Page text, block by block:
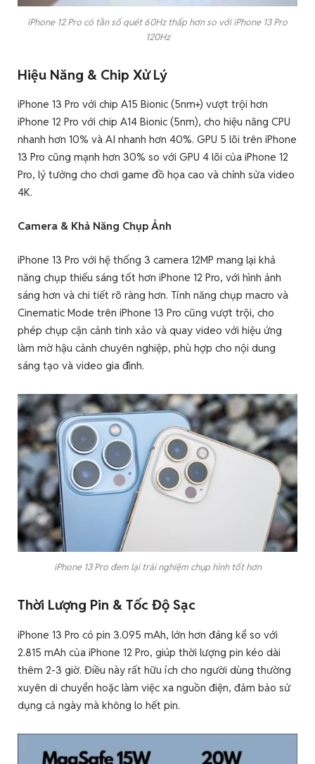
iPhone 12 Pro có tần số quét 60Hz thấp hơn so với iPhone 13 Pro
120Hz
Hiệu Năng & Chip Xử Lý
iPhone 13 Pro với chip A15 Bionic (5nm+) vượt trội hơn
iPhone 12 Pro với chip A14 Bionic (5nm), cho hiệu năng CPU
nhanh hơn 10% và AI nhanh hơn 40%. GPU 5 lõi trên iPhone
13 Pro cũng mạnh hơn 30% so với GPU 4 lõi của iPhone 12
Pro, lý tưởng cho chơi game đồ họa cao và chỉnh sửa video
4K.
Camera & Khả Năng Chụp Ảnh
iPhone 13 Pro với hệ thống 3 camera 12MP mang lại khả
năng chụp thiếu sáng tốt hơn iPhone 12 Pro, với hình ảnh
sáng hơn và chi tiết rõ ràng hơn. Tính năng chụp macro và
Cinematic Mode trên iPhone 13 Pro cũng vượt trội, cho
phép chụp cận cảnh tinh xảo và quay video với hiệu ứng
làm mờ hậu cảnh chuyên nghiệp, phù hợp cho nội dung
sáng tạo và video gia đình.
iPhone 13 Pro đem lại trải nghiệm chụp hình tốt hơn
Thời Lượng Pin & Tốc Độ Sạc
iPhone 13 Pro có pin 3.095 mAh, lớn hơn đáng kể so với
2.815 mAh của iPhone 12 Pro, giúp thời lượng pin kéo dài
thêm 2-3 giờ. Điều này rất hữu ích cho người dùng thường
xuyên di chuyển hoặc làm việc xa nguồn điện, đảm bảo sử
dụng cả ngày mà không lo hết pin.